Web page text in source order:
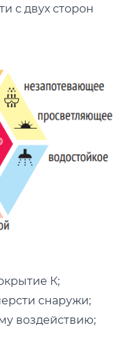
с двух сторон
К;
снаружи;
воздействию;